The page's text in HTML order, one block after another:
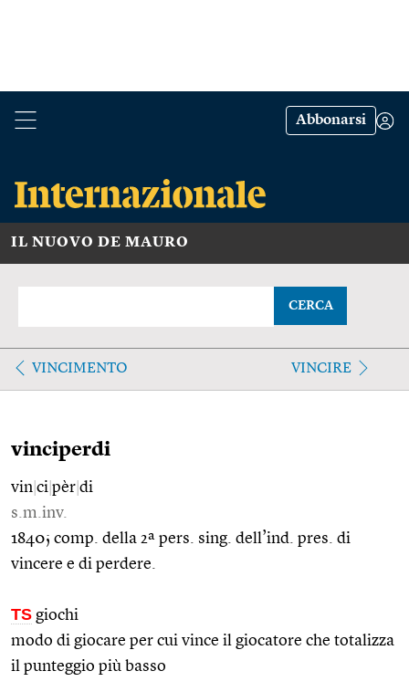
Abbonarsi
IL NUOVO DE MAURO
CERCA
VINCIMENTO VINCIRE
vinciperdi
vin ci pèr di
s.m.inv.
1840; comp. della 2ª pers. sing. dell’ind. pres. di
vincere e di perdere.
TS giochi
modo di giocare per cui vince il giocatore che totalizza
il punteggio più basso